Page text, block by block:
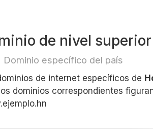
de nivel
Dominio específico del país
de internet específicos de
dominios correspondientes